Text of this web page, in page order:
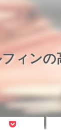
ィン